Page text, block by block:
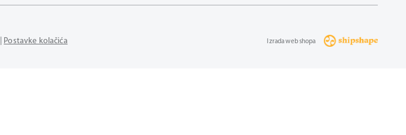
Postavke kolačića Izrada web shopa